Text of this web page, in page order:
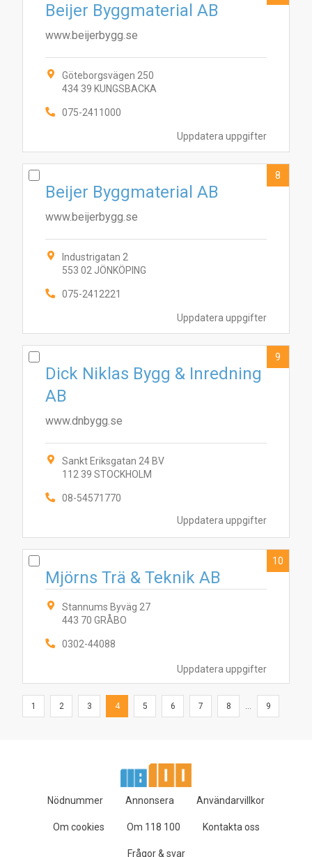
Uppdatera uppgifter
Beijer Byggmaterial AB
www.beijerbygg.se
Göteborgsvägen 250
434 39 KUNGSBACKA
075-2411000
Uppdatera uppgifter
Beijer Byggmaterial AB
www.beijerbygg.se
Industrigatan 2
553 02 JÖNKÖPING
075-2412221
8
Uppdatera uppgifter
Dick Niklas Bygg & Inredning
AB
www.dnbygg.se
Sankt Eriksgatan 24 BV
112 39 STOCKHOLM
08-54571770
9
Uppdatera uppgifter
Mjörns Trä & Teknik AB
Stannums Byväg 27
443 70 GRÅBO
0302-44088
10
1 2 3 4 5 6 7 8 ... 9
Nödnummer Annonsera Användarvillkor
Om cookies Om 118 100 Kontakta oss
Frågor & svar